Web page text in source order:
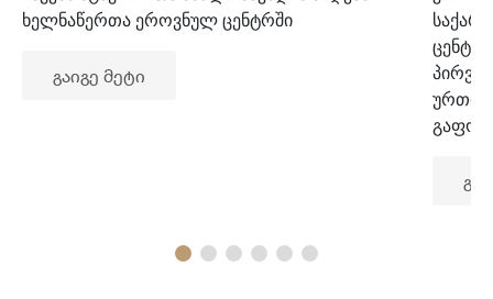
ხელნაწერთა ეროვნულ ცენტრში
გაიგე მეტი